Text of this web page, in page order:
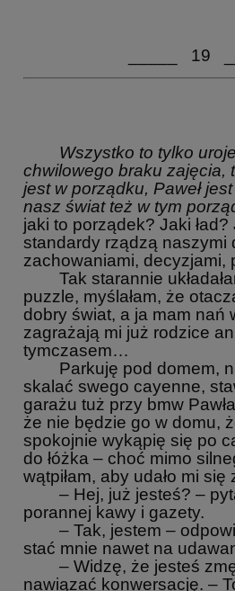
_____ 19
Wszystko to tylko
chwilowego braku zajęcia,
jest w porządku, Paweł
nasz świat też w tym
jaki to porządek? Jaki
standardy rządzą naszymi
zachowaniami, decyzjami,
Tak starannie
puzzle, myślałam, że
dobry świat, a ja mam nań
zagrażają mi już rodzice
tymczasem…
Parkuję pod domem,
skalać swego cayenne,
garażu tuż przy bmw
że nie będzie go w domu,
spokojnie wykąpię się po
do łóżka – choć mimo
wątpiłam, aby udało mi się
– Hej, już jesteś? –
porannej kawy i gazety.
– Tak, jestem –
stać mnie nawet na
– Widzę, że jesteś
nawiązać konwersację. –